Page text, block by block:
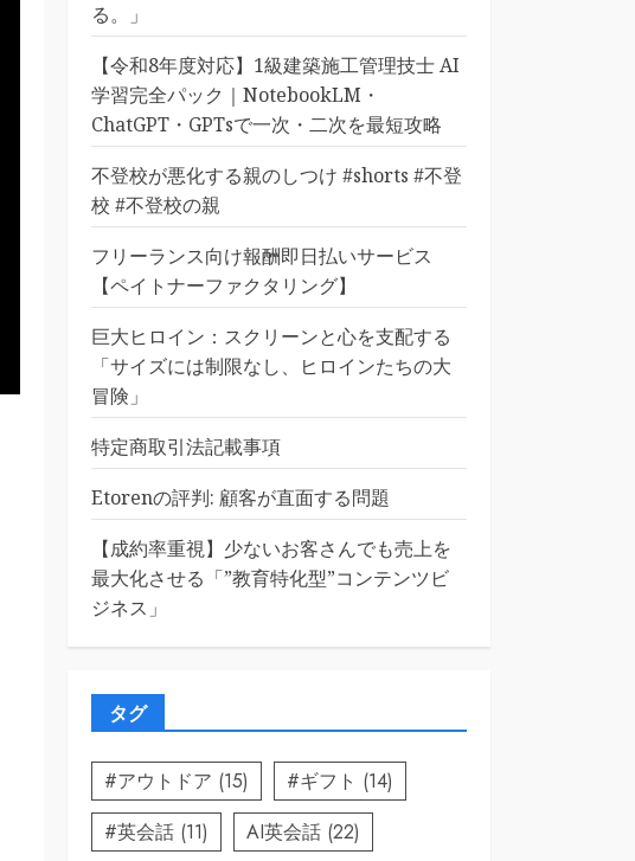
る。」
【令和8年度対応】1級建築施工管理技士 AI
学習完全パック｜NotebookLM・
ChatGPT・GPTsで一次・二次を最短攻略
不登校が悪化する親のしつけ #shorts #不登
校 #不登校の親
フリーランス向け報酬即日払いサービス
【ペイトナーファクタリング】
巨大ヒロイン：スクリーンと心を支配する
「サイズには制限なし、ヒロインたちの大
冒険」
特定商取引法記載事項
Etorenの評判: 顧客が直面する問題
【成約率重視】少ないお客さんでも売上を
最大化させる「”教育特化型”コンテンツビ
ジネス」
タグ
#アウトドア (15) #ギフト (14)
#英会話 (11) AI英会話 (22)